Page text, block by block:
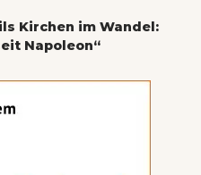
Kirchen im Wandel:
Napoleon“